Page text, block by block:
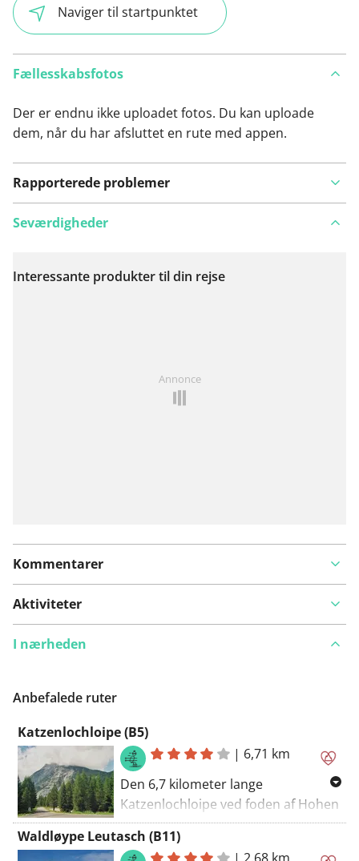
Naviger til startpunktet
Fællesskabsfotos
Der er endnu ikke uploadet fotos. Du kan uploade
dem, når du har afsluttet en rute med appen.
Rapporterede problemer
Se på kort
Seværdigheder
Interessante produkter til din rejse
Annonce
Kommentarer
Aktiviteter
I nærheden
Anbefalede ruter
Katzenlochloipe (B5)
| 6,71 km
Den 6,7 kilometer lange
Katzenlochloipe ved foden af Hohen
Munde mellem Leutascher-delen
Moos og Buchen byder på
Waldløype Leutasch (B11)